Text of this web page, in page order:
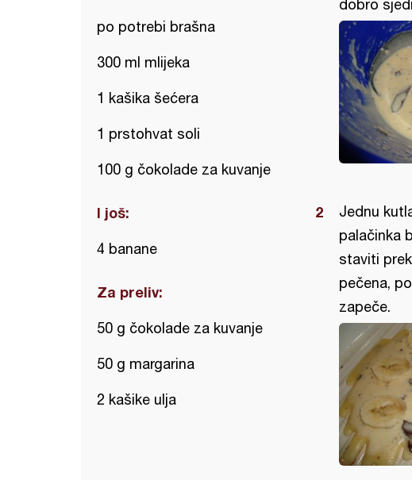
po potrebi brašna
300 ml mlijeka
1 kašika šećera
1 prstohvat soli
100 g čokolade za kuvanje
I još:
4 banane
Za preliv:
50 g čokolade za kuvanje
50 g margarina
2 kašike ulja
dobro
Jednu
palačinka
staviti
pečena,
zapeče.